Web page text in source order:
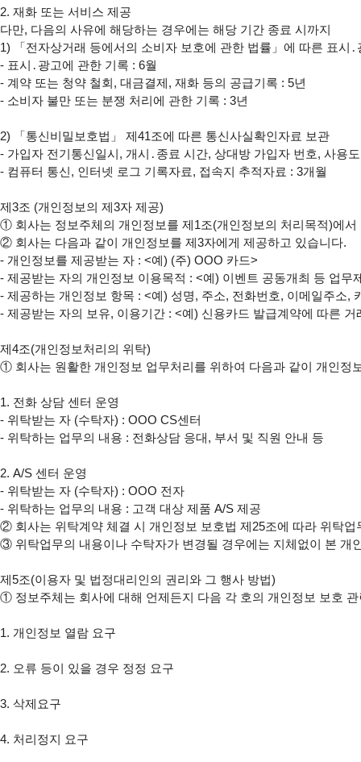
2. 재화 또는 서비스 제공
다만, 다음의 사유에 해당하는 경우에는 해당 기간 종료 시까지
1) 「전자상거래 등에서의 소비자 보호에 관한 법률」에 따른 표시
- 표시․광고에 관한 기록 : 6월
- 계약 또는 청약 철회, 대금결제, 재화 등의 공급기록 : 5년
- 소비자 불만 또는 분쟁 처리에 관한 기록 : 3년
2) 「통신비밀보호법」 제41조에 따른 통신사실확인자료 보관
- 가입자 전기통신일시, 개시․종료 시간, 상대방 가입자 번호, 사용
- 컴퓨터 통신, 인터넷 로그 기록자료, 접속지 추적자료 : 3개월
제3조 (개인정보의 제3자 제공)
① 회사는 정보주체의 개인정보를 제1조(개인정보의 처리목적)에
② 회사는 다음과 같이 개인정보를 제3자에게 제공하고 있습니다.
- 개인정보를 제공받는 자 : <예) (주) OOO 카드>
- 제공받는 자의 개인정보 이용목적 : <예) 이벤트 공동개최 등 업무
- 제공하는 개인정보 항목 : <예) 성명, 주소, 전화번호, 이메일주소,
- 제공받는 자의 보유, 이용기간 : <예) 신용카드 발급계약에 따른 거
제4조(개인정보처리의 위탁)
① 회사는 원활한 개인정보 업무처리를 위하여 다음과 같이 개인정
1. 전화 상담 센터 운영
- 위탁받는 자 (수탁자) : OOO CS센터
- 위탁하는 업무의 내용 : 전화상담 응대, 부서 및 직원 안내 등
2. A/S 센터 운영
- 위탁받는 자 (수탁자) : OOO 전자
- 위탁하는 업무의 내용 : 고객 대상 제품 A/S 제공
② 회사는 위탁계약 체결 시 개인정보 보호법 제25조에 따라 위탁
③ 위탁업무의 내용이나 수탁자가 변경될 경우에는 지체없이 본 개
제5조(이용자 및 법정대리인의 권리와 그 행사 방법)
① 정보주체는 회사에 대해 언제든지 다음 각 호의 개인정보 보호
1. 개인정보 열람 요구
2. 오류 등이 있을 경우 정정 요구
3. 삭제요구
4. 처리정지 요구